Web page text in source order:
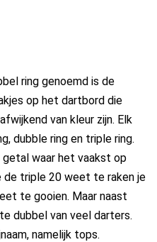
ring genoemd is de
op het dartbord die
van kleur zijn. Elk
dubble ring en triple ring.
waar het vaakst op
triple 20 weet te raken je
te gooien. Maar naast
dubbel van veel darters.
namelijk tops.